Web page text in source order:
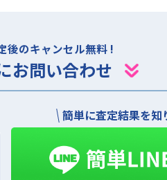
後のキャンセル無料 !
お問い合わせ
簡単に査定結果を知